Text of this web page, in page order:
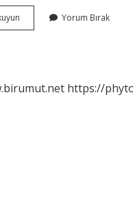
Sahibi
Yorum Bırak
https://